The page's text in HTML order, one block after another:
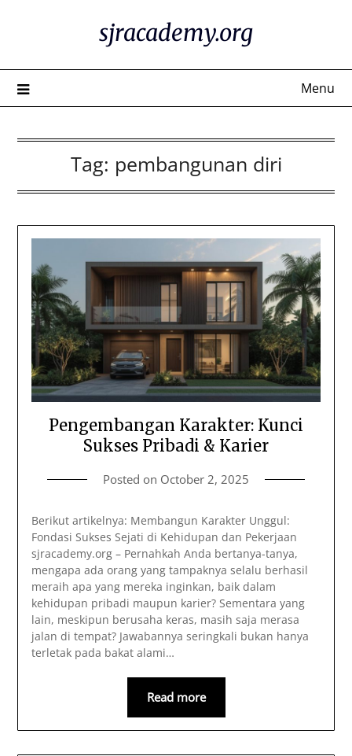
sjracademy.org
Menu
Tag: pembangunan diri
Pengembangan Karakter: Kunci
Sukses Pribadi & Karier
Posted on October 2, 2025
Berikut artikelnya: Membangun Karakter Unggul:
Fondasi Sukses Sejati di Kehidupan dan Pekerjaan
sjracademy.org – Pernahkah Anda bertanya-tanya,
mengapa ada orang yang tampaknya selalu berhasil
meraih apa yang mereka inginkan, baik dalam
kehidupan pribadi maupun karier? Sementara yang
lain, meskipun berusaha keras, masih saja merasa
jalan di tempat? Jawabannya seringkali bukan hanya
terletak pada bakat alami…
Read more